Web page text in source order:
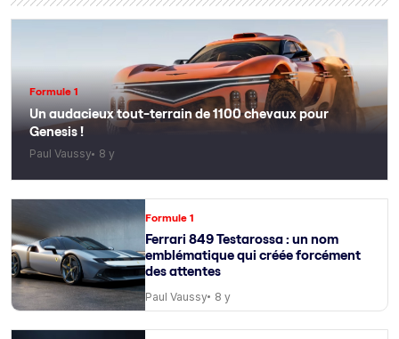
Formule 1
Un audacieux tout-terrain de 1100 chevaux pour
Genesis !
Paul Vaussy 8 y
Formule 1
Ferrari 849 Testarossa : un nom
emblématique qui créée forcément
des attentes
Paul Vaussy 8 y